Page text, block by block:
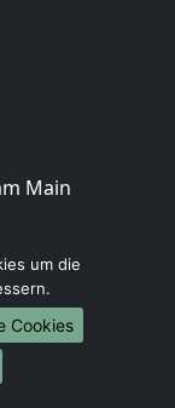
Main
um die
Cookies